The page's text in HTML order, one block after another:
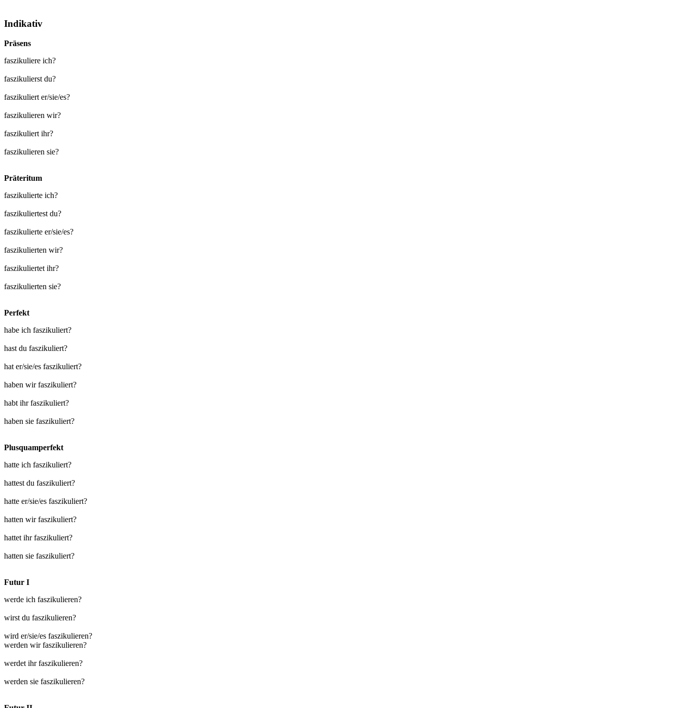
Indikativ
Präsens
faszikuliere ich?
faszikulierst du?
faszikuliert er/sie/es?
faszikulieren wir?
faszikuliert ihr?
faszikulieren sie?
Präteritum
faszikulierte ich?
faszikuliertest du?
faszikulierte er/sie/es?
faszikulierten wir?
faszikuliertet ihr?
faszikulierten sie?
Perfekt
habe ich faszikuliert?
hast du faszikuliert?
hat er/sie/es faszikuliert?
haben wir faszikuliert?
habt ihr faszikuliert?
haben sie faszikuliert?
Plusquamperfekt
hatte ich faszikuliert?
hattest du faszikuliert?
hatte er/sie/es faszikuliert?
hatten wir faszikuliert?
hattet ihr faszikuliert?
hatten sie faszikuliert?
Futur I
werde ich faszikulieren?
wirst du faszikulieren?
wird er/sie/es faszikulieren?
werden wir faszikulieren?
werdet ihr faszikulieren?
werden sie faszikulieren?